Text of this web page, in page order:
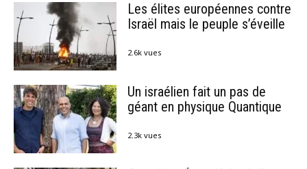
Les élites européennes contre
Israël mais le peuple s’éveille
2.6k vues
Un israélien fait un pas de
géant en physique Quantique
2.3k vues